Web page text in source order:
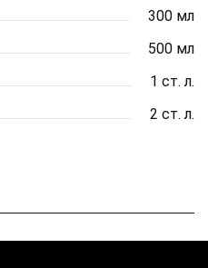
300 мл
500 мл
1 ст. л.
2 ст. л.